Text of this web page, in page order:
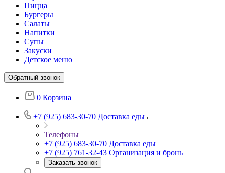
Пицца
Бургеры
Салаты
Напитки
Супы
Закуски
Детское меню
Обратный звонок
0 Корзина
+7 (925) 683-30-70 Доставка еды
Телефоны
+7 (925) 683-30-70 Доставка еды
+7 (925) 761-32-43 Организация и бронь
Заказать звонок